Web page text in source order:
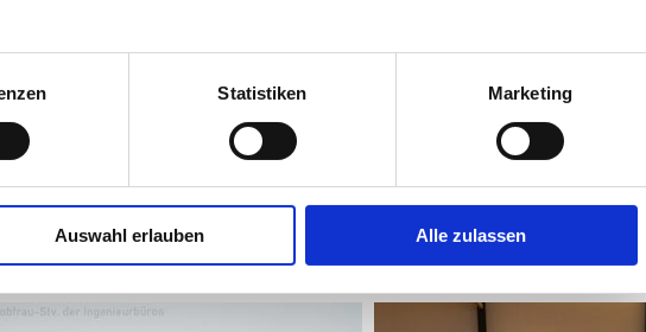
Statistiken Marketing
Auswahl erlauben Alle zulassen